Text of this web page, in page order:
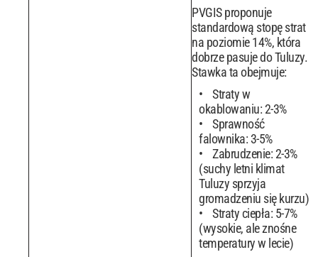
PVGIS proponuje
standardową stopę strat
na poziomie 14%, która
dobrze pasuje do Tuluzy.
Stawka ta obejmuje:
Straty w
okablowaniu: 2-3%
Sprawność
falownika: 3-5%
Zabrudzenie: 2-3%
(suchy letni klimat
Tuluzy sprzyja
gromadzeniu się kurzu)
Straty ciepła: 5-7%
(wysokie, ale znośne
temperatury w lecie)